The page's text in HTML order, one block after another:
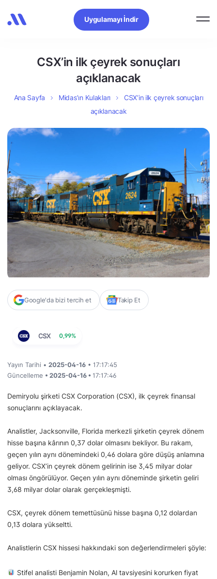
Uygulamayı İndir
CSX’in ilk çeyrek sonuçları
açıklanacak
Ana Sayfa Midas’ın Kulakları
CSX’in ilk çeyrek sonuçları
açıklanacak
Google'da bizi tercih et Takip Et
CSX 0,99%
Yayın Tarihi • 2025-04-16 • 17:17:45
Güncelleme • 2025-04-16 • 17:17:46
Demiryolu şirketi CSX Corporation (CSX), ilk çeyrek finansal
sonuçlarını açıklayacak.
Analistler, Jacksonville, Florida merkezli şirketin çeyrek dönem
hisse başına kârının 0,37 dolar olmasını bekliyor. Bu rakam,
geçen yılın aynı dönemindeki 0,46 dolara göre düşüş anlamına
geliyor. CSX’in çeyrek dönem gelirinin ise 3,45 milyar dolar
olması öngörülüyor. Geçen yılın aynı döneminde şirketin geliri
3,68 milyar dolar olarak gerçekleşmişti.
CSX, çeyrek dönem temettüsünü hisse başına 0,12 dolardan
0,13 dolara yükseltti.
Analistlerin CSX hissesi hakkındaki son değerlendirmeleri şöyle:
Stifel analisti Benjamin Nolan, Al tavsiyesini korurken fiyat